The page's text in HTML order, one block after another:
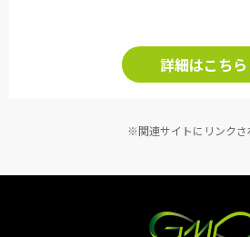
詳細はこちら
※関連サイトにリンクさ